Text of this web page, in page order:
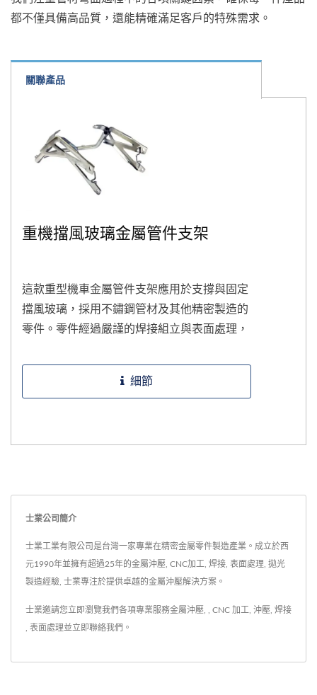
都不僅具備高品質，還能精確滿足客戶的特殊需求。
關聯產品
重機擋風玻璃金屬管件支架
這款重型機車金屬管件支架應用於支撐與固定
擋風玻璃，採用不鏽鋼管材及其他精密製造的
零件。零件經過嚴謹的焊接組立與表面處理，
進製造技術，士業克服不鏽鋼彎管加工的獨特
挑戰，確保產品具備卓越的可靠性與高品質。
細節
士業公司簡介
士業工業有限公司是台灣一家專業在精密金屬零件製造產業。成立於西
元1990年並擁有超過25年的金屬沖壓, CNC加工, 焊接, 表面處理, 拋光
製造經驗, 士業專注於提供卓越的金屬沖壓解決方案。
士業邀請您立即瀏覽我們各項專業服務金屬沖壓 CNC 加工 沖壓 焊接
表面處理並立即聯絡我們 。